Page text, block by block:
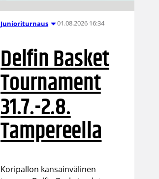
Junioriturnaus 01.08.2026 16:34
Delfin Basket
Tournament
31.7.-2.8.
Tampereella
Koripallon kansainvälinen